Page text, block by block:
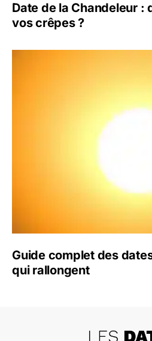
Date de la Chandeleur :
vos crêpes ?
Guide complet des
qui rallongent